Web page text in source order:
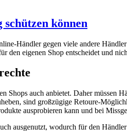
können
Händler gegen viele andere
den eigenen Shop entscheidet und
Shops auch anbietet. Daher
sind großzügige Retoure-
ausprobieren kann und bei
ausgenutzt, wodurch für den